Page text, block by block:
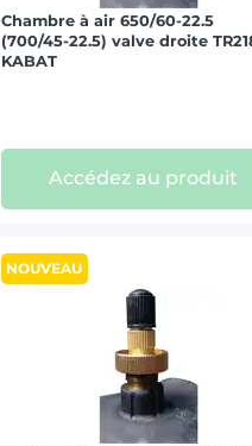
Chambre à air 650/60-22.5
(700/45-22.5) valve droite
KABAT
Accédez au produit
NOUVEAU